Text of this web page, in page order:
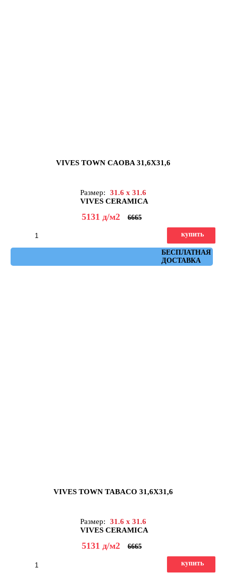
VIVES TOWN CAOBA 31,6X31,6
Размер:
31.6 x 31.6
VIVES CERAMICA
5131 д/м2 6665
БЕСПЛАТНАЯ
ДОСТАВКА
купить
VIVES TOWN TABACO 31,6X31,6
Размер:
31.6 x 31.6
VIVES CERAMICA
5131 д/м2 6665
купить